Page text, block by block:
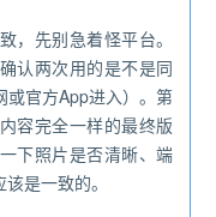
，先别急着怪平台。
认两次用的是不是同
或官方App进入）。第
容完全一样的最终版
下照片是否清晰、端
是一致的。